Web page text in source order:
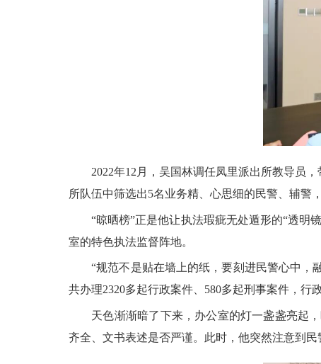
2022年12月，吴国林调任凤里派出所教导员，
所队伍中筛选出5名业务精、心思细的民警、辅警
“晾晒榜”正是他让执法瑕疵无处遁形的“透明
室的特色执法监督阵地。
“规范不是贴在墙上的纸，要刻进民警心中，融
共办理2320多起行政案件、580多起刑事案件，行
天色渐渐暗了下来，办公室的灯一盏盏亮起，
齐全、文书表述是否严谨。此时，他突然注意到